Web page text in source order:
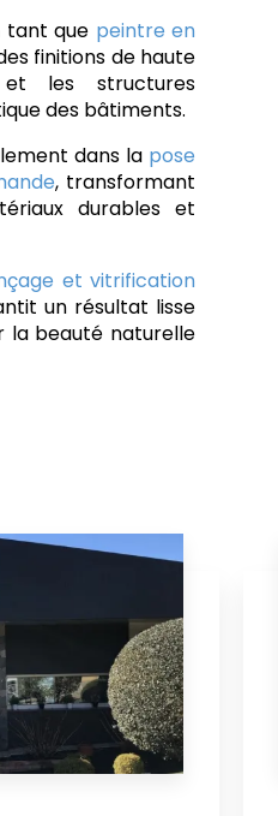
tant que peintre en
finitions de haute
les structures
des bâtiments.
dans la pose
, transformant
durables et
et vitrification
un résultat lisse
la beauté naturelle